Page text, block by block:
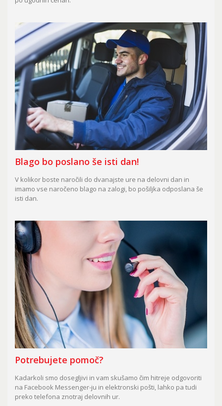
Blago bo poslano še isti dan!
V kolikor boste naročili do dvanajste ure na delovni dan in
imamo vse naročeno blago na zalogi, bo pošiljka odposlana še
isti dan.
Potrebujete pomoč?
Kadarkoli smo dosegljivi in vam skušamo čim hitreje odgovoriti
na Facebook Messenger-ju in elektronski pošti, lahko pa tudi
preko telefona znotraj delovnih ur.